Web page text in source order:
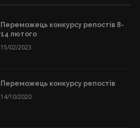
Переможець конкурсу репостів 8-
14 лютого
15/02/2023
Переможець конкурсу репостів
14/10/2020